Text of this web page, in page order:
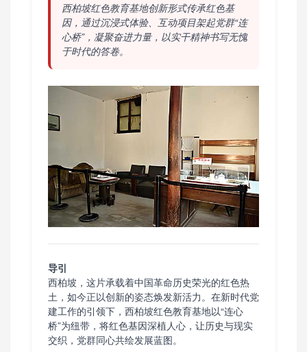
西柏坡红色教育基地创新形式传承红色基
因，通过沉浸式体验、互动项目架起党群“连
心桥”，凝聚奋进力量，以实干精神书写无愧
于时代的答卷。
导引
西柏坡，这片承载着中国革命历史荣光的红色热
土，如今正以创新的姿态焕发新活力。在新时代党
建工作的引领下，西柏坡红色教育基地以“连心
桥”为纽带，将红色基因深植人心，让历史与现实
交织，党群同心共绘发展蓝图。